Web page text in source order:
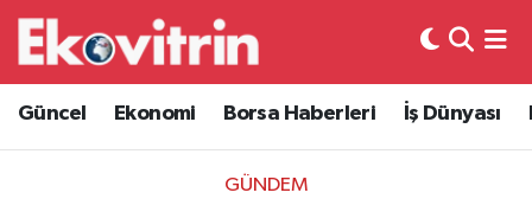
Güncel Ekonomi Borsa Haberleri İş Dünyası
GÜNDEM
Güncel
Ekonomi
Hava Durumu
Trafik Durumu